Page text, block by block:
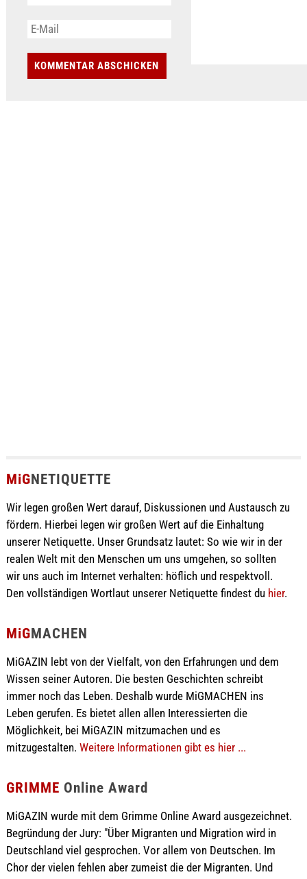
MiGNETIQUETTE
Wir legen großen Wert darauf, Diskussionen und Austausch zu
fördern. Hierbei legen wir großen Wert auf die Einhaltung
unserer Netiquette. Unser Grundsatz lautet: So wie wir in der
realen Welt mit den Menschen um uns umgehen, so sollten
wir uns auch im Internet verhalten: höflich und respektvoll.
Den vollständigen Wortlaut unserer Netiquette findest du hier.
MiGMACHEN
MiGAZIN lebt von der Vielfalt, von den Erfahrungen und dem
Wissen seiner Autoren. Die besten Geschichten schreibt
immer noch das Leben. Deshalb wurde MiGMACHEN ins
Leben gerufen. Es bietet allen allen Interessierten die
Möglichkeit, bei MiGAZIN mitzumachen und es
mitzugestalten. Weitere Informationen gibt es hier ...
GRIMME Online Award
MiGAZIN wurde mit dem Grimme Online Award ausgezeichnet.
Begründung der Jury: "Über Migranten und Migration wird in
Deutschland viel gesprochen. Vor allem von Deutschen. Im
Chor der vielen fehlen aber zumeist die der Migranten. Und